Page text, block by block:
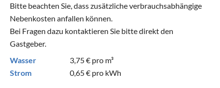
Bitte beachten Sie, dass zusätzliche verbrauchsabhängige
Nebenkosten anfallen können.
Bei Fragen dazu kontaktieren Sie bitte direkt den
Gastgeber.
Wasser
3,75 € pro m³
Strom
0,65 € pro kWh